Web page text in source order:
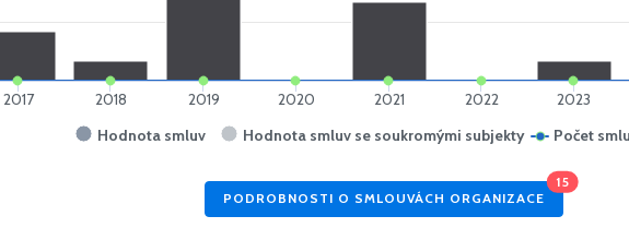
Hodnota smluv Hodnota smluv se soukromými subjekty Počet
2017 2018 2019 2020 2021 2022 2023
PODROBNOSTI O SMLOUVÁCH ORGANIZACE
15